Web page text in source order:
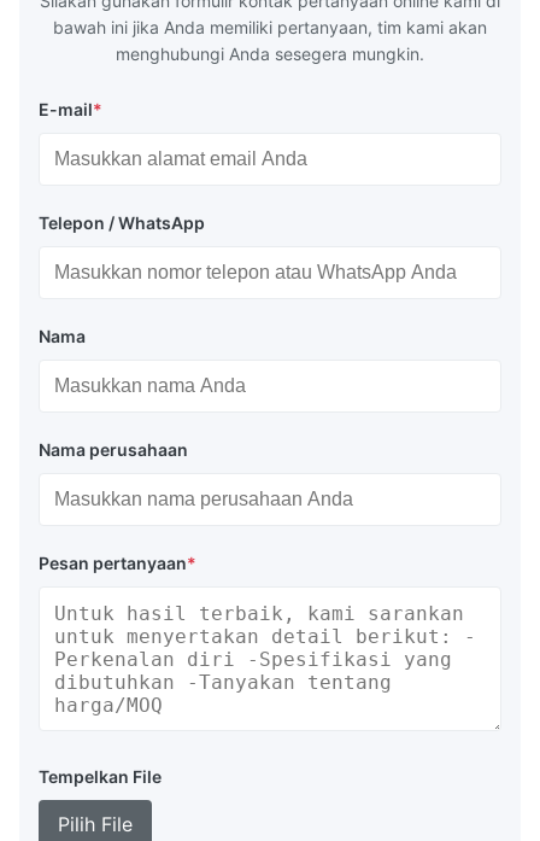
bawah ini jika Anda memiliki pertanyaan, tim kami akan
menghubungi Anda sesegera mungkin.
E-mail*
Telepon / WhatsApp
Nama
Nama perusahaan
Pesan pertanyaan*
Tempelkan File
Pilih File